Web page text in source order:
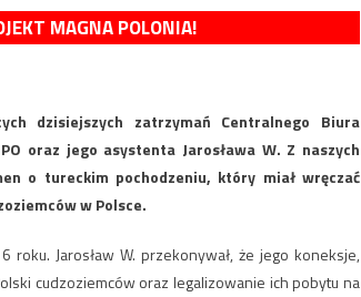
MAGNA POLONIA!
dzisiejszych zatrzymań Centralnego Biura
oraz jego asystenta Jarosława W. Z naszych
o tureckim pochodzeniu, który miał wręczać
w Polsce.
Jarosław W. przekonywał, że jego koneksje,
cudzoziemców oraz legalizowanie ich pobytu na